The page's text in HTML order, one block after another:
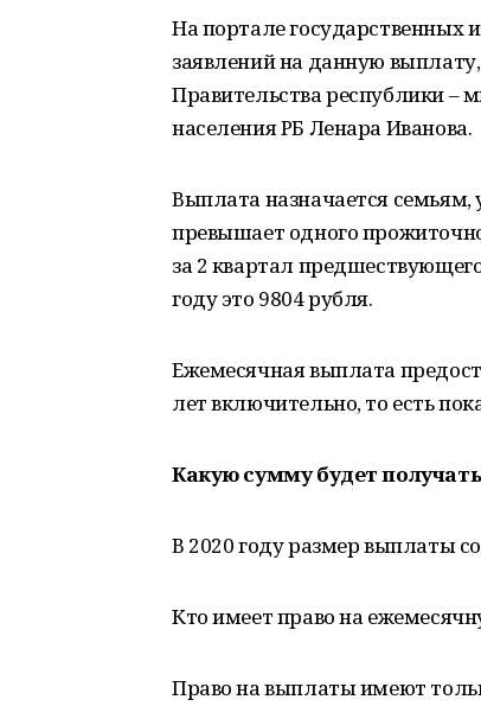
На портале
заявлений на данную
Правительства республики –
населения РБ Ленара Иванова.
Выплата назначается
превышает одного
за 2 квартал
году это 9804 рубля.
Ежемесячная выплата
лет включительно, то есть
Какую сумму будет
В 2020 году размер выплаты
Кто имеет право на
Право на выплаты имеют